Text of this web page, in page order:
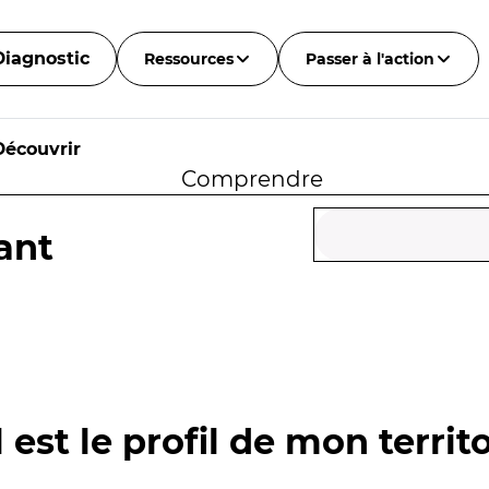
Ressources Passer à l'action
Comprendre
est le profil de mon